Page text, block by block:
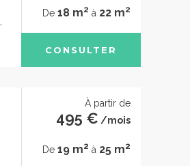
De 18 m2 à 22 m2
CONSULTER
À partir de
495 € /mois
De 19 m2 à 25 m2